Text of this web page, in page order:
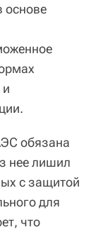
основе
обязана
нее лишил
с защитой
для
что